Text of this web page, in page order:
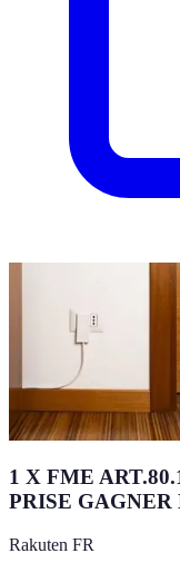
1 X FME
PRISE GAGNER
Rakuten FR